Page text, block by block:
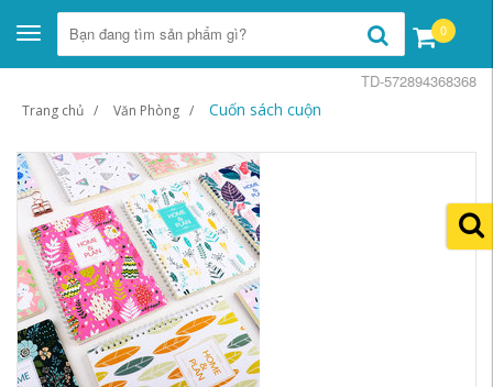
Toggle
navigation
0
Trang chủ Văn Phòng Cuốn sách cuộn
TD-572894368368